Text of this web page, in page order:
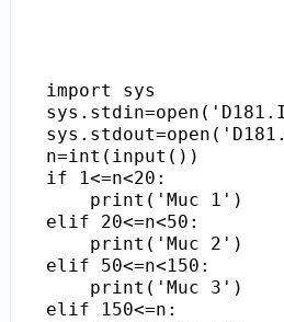
import sys
n=int(input())
if 1<=n<20:
    print('Muc 1')
elif 20<=n<50:
    print('Muc 2')
elif 50<=n<150:
    print('Muc 3')
elif 150<=n: